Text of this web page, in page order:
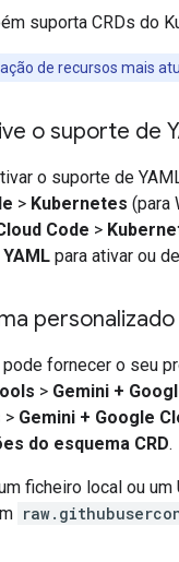
suporta CRDs do
de recursos mais
o suporte de
o suporte de
> Kubernetes (para
Code >
para ativar ou
personalizado
pode fornecer o seu
> Gemini +
> Gemini + Google
do esquema CRD.
ficheiro local ou um